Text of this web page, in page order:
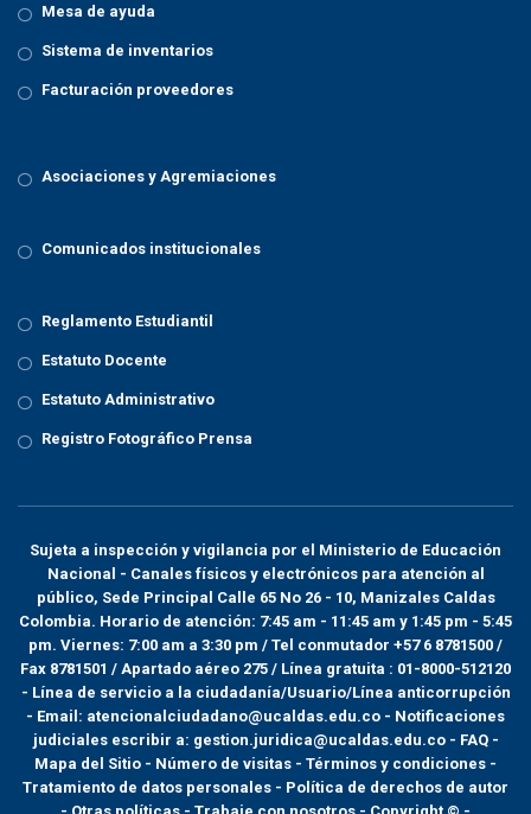
Mesa de ayuda
Sistema de inventarios
Facturación proveedores
Asociaciones y Agremiaciones
Comunicados institucionales
Reglamento Estudiantil
Estatuto Docente
Estatuto Administrativo
Registro Fotográfico Prensa
Sujeta a inspección y vigilancia por el Ministerio de Educación
Nacional - Canales físicos y electrónicos para atención al
público, Sede Principal Calle 65 No 26 - 10, Manizales Caldas
Colombia. Horario de atención: 7:45 am - 11:45 am y 1:45 pm - 5:45
pm. Viernes: 7:00 am a 3:30 pm / Tel conmutador +57 6 8781500 /
Fax 8781501 / Apartado aéreo 275 / Línea gratuita : 01-8000-512120
- Línea de servicio a la ciudadanía/Usuario/Línea anticorrupción
- Email: atencionalciudadano@ucaldas.edu.co - Notificaciones
judiciales escribir a: gestion.juridica@ucaldas.edu.co - FAQ -
Mapa del Sitio - Número de visitas - Términos y condiciones -
Tratamiento de datos personales - Política de derechos de autor